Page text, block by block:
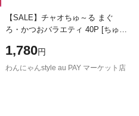
【SALE】チャオちゅ～る まぐ
ろ・かつおバラエティ 40P [ちゅー
1,780円
わんにゃんstyle au PAY マーケット店